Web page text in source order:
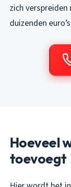
zich
duizenden
Hoeveel
toevoegt